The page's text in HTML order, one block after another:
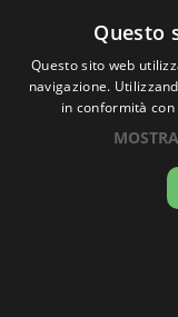
Ora
Questo
Questo sito web
navigazione.
in conformità